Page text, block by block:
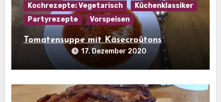
Kochrezepte: Vegetarisch
Küchenklassiker
Partyrezepte
Vorspeisen
Tomatensuppe mit Käsecroûtons
17. Dezember 2020